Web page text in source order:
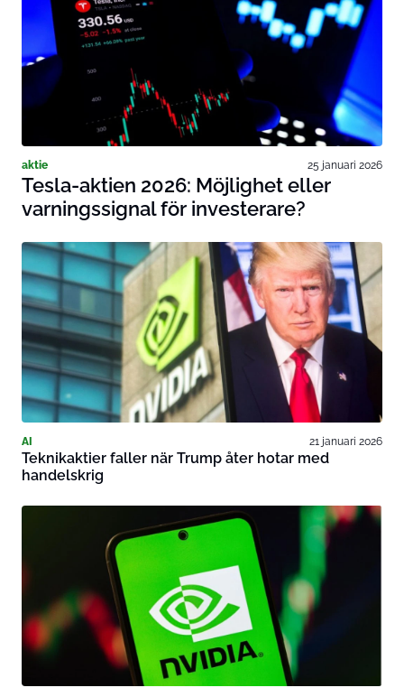
aktie 25 januari 2026
Tesla-aktien 2026: Möjlighet eller
varningssignal för investerare?
AI 21 januari 2026
Teknikaktier faller när Trump åter hotar med
handelskrig